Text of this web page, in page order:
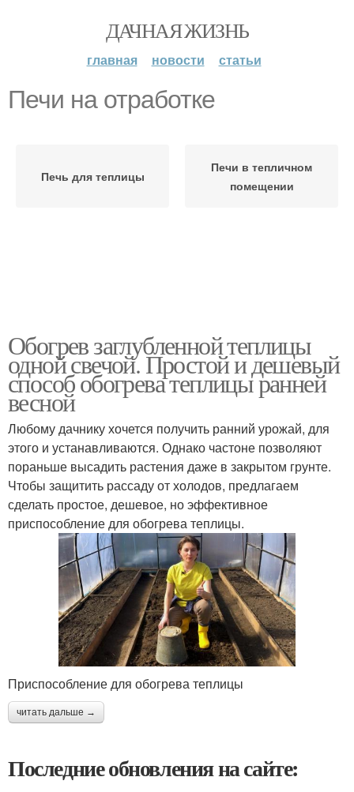
ДАЧНАЯ ЖИЗНЬ
главная новости статьи
Печи на отработке
Печь для теплицы
Печи в тепличном
помещении
Обогрев заглубленной теплицы
одной свечой. Простой и дешевый
способ обогрева теплицы ранней
весной
Любому дачнику хочется получить ранний урожай, для
этого и устанавливаются. Однако частоне позволяют
пораньше высадить растения даже в закрытом грунте.
Чтобы защитить рассаду от холодов, предлагаем
сделать простое, дешевое, но эффективное
приспособление для обогрева теплицы.
Приспособление для обогрева теплицы
читать дальше →
Последние обновления на сайте: